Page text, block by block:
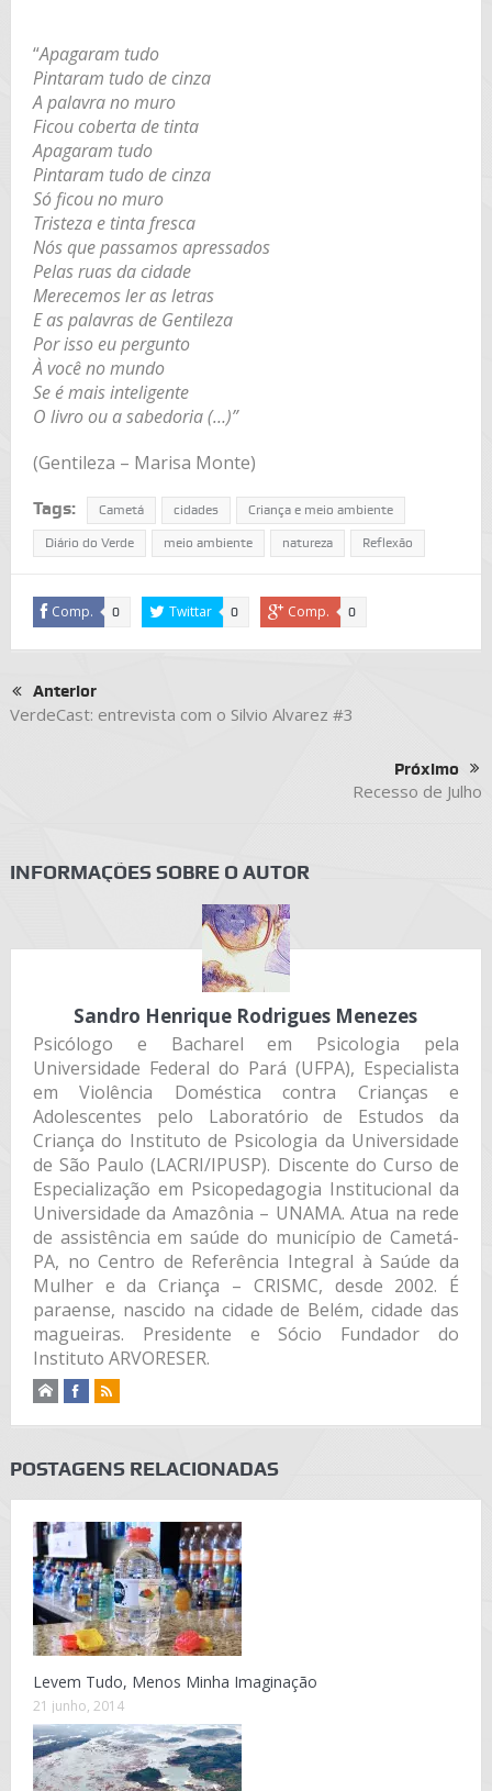
“Apagaram tudo
Pintaram tudo de cinza
A palavra no muro
Ficou coberta de tinta
Apagaram tudo
Pintaram tudo de cinza
Só ficou no muro
Tristeza e tinta fresca
Nós que passamos apressados
Pelas ruas da cidade
Merecemos ler as letras
E as palavras de Gentileza
Por isso eu pergunto
À você no mundo
Se é mais inteligente
O livro ou a sabedoria (…)”
(Gentileza – Marisa Monte)
Tags: Cametá cidades Criança e meio ambiente
Diário do Verde meio ambiente natureza Reflexão
Comp. 0 Twittar 0 Comp. 0
Anterior
VerdeCast: entrevista com o Silvio Alvarez #3
Próximo
Recesso de Julho
INFORMAÇÕES SOBRE O AUTOR
Sandro Henrique Rodrigues Menezes
Psicólogo e Bacharel em Psicologia pela
Universidade Federal do Pará (UFPA), Especialista
em Violência Doméstica contra Crianças e
Adolescentes pelo Laboratório de Estudos da
Criança do Instituto de Psicologia da Universidade
de São Paulo (LACRI/IPUSP). Discente do Curso de
Especialização em Psicopedagogia Institucional da
Universidade da Amazônia – UNAMA. Atua na rede
de assistência em saúde do município de Cametá-
PA, no Centro de Referência Integral à Saúde da
Mulher e da Criança – CRISMC, desde 2002. É
paraense, nascido na cidade de Belém, cidade das
magueiras. Presidente e Sócio Fundador do
Instituto ARVORESER.
POSTAGENS RELACIONADAS
Levem Tudo, Menos Minha Imaginação
21 junho, 2014